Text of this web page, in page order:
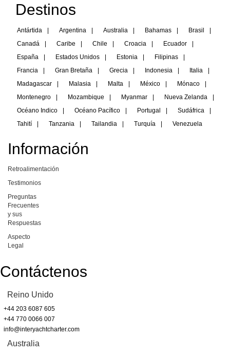
Destinos
Antártida | Argentina | Australia | Bahamas | Brasil
|
Canadá
| Caribe | Chile | Croacia | Ecuador
|
España
| Estados Unidos | Estonia | Filipinas
|
Francia
| Gran Bretaña | Grecia | Indonesia | Italia
|
Madagascar
| Malasia | Malta | México | Mónaco
|
Montenegro
| Mozambique | Myanmar | Nueva Zelanda
|
Océano Indico
| Océano Pacífico | Portugal | Sudáfrica
|
Tahití
| Tanzania | Tailandia | Turquía | Venezuela
Información
Retroalimentación
Testimonios
Preguntas
Frecuentes
y sus
Respuestas
Aspecto
Legal
Contáctenos
Reino Unido
+44 203 6087 605
+44 770 0066 007
info@interyachtcharter.com
Australia